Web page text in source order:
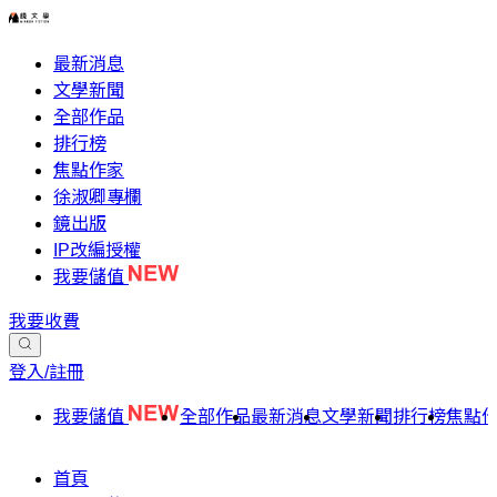
最新消息
文學新聞
全部作品
排行榜
焦點作家
徐淑卿專欄
鏡出版
IP改編授權
我要儲值
我要收費
登入/註冊
我要儲值 全部作品最新消息文學新聞排行榜焦點
首頁